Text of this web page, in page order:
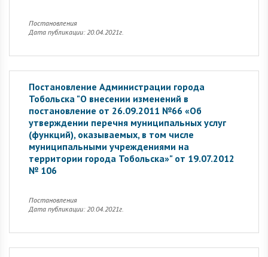
Постановления
Дата публикации: 20.04.2021г.
Постановление Администрации города
Тобольска "О внесении изменений в
постановление от 26.09.2011 №66 «Об
утверждении перечня муниципальных услуг
(функций), оказываемых, в том числе
муниципальными учреждениями на
территории города Тобольска»" от 19.07.2012
№ 106
Постановления
Дата публикации: 20.04.2021г.